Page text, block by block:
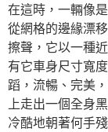
在這時，一輛像
從網格的邊緣漂
擦聲，它以一種
有它車身尺寸寬
蹈，流暢、完美
上走出一個全身
冷酷地朝著何手